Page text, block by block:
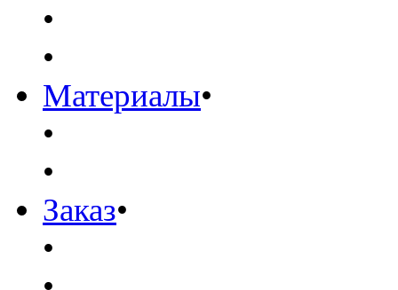
•
•
Материалы•
•
•
Заказ•
•